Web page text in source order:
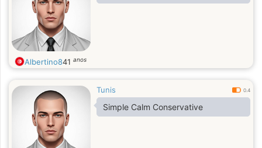
Albertino841 anos
Tunis 0.4
Simple Calm Conservative